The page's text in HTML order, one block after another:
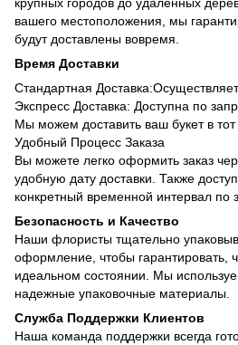
вашего местоположения, мы
будут доставлены вовремя.
Время Доставки
Стандартная
Экспресс Доставка: Доступна по
Мы можем доставить ваш букет в тот
Удобный Процесс Заказа
Вы можете легко оформить заказ
удобную дату доставки. Также
конкретный временной интервал по
Безопасность и Качество
Наши флористы тщательно
оформление, чтобы гарантировать,
идеальном состоянии. Мы
надежные упаковочные материалы.
Служба Поддержки Клиентов
Наша команда поддержки всегда